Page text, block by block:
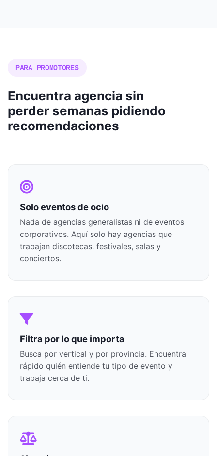
PARA PROMOTORES
Encuentra agencia sin
perder semanas pidiendo
recomendaciones
Solo eventos de ocio
Nada de agencias generalistas ni de eventos
corporativos. Aquí solo hay agencias que
trabajan discotecas, festivales, salas y
conciertos.
Filtra por lo que importa
Busca por vertical y por provincia. Encuentra
rápido quién entiende tu tipo de evento y
trabaja cerca de ti.